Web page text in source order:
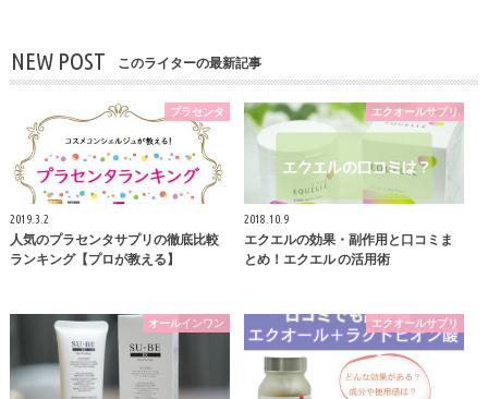
NEW POST このライターの最新記事
プラセンタ
2019.3.2
人気のプラセンタサプリの徹底比較
ランキング【プロが教える】
エクオールサプリ
2018.10.9
エクエルの効果・副作用と口コミま
とめ！エクエル の活用術
オールインワン エクオールサプリ